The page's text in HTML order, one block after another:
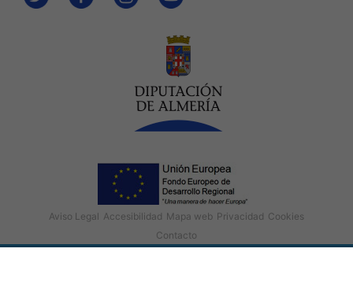
Aviso Legal Accesibilidad Mapa web Privacidad Cookies
Contacto